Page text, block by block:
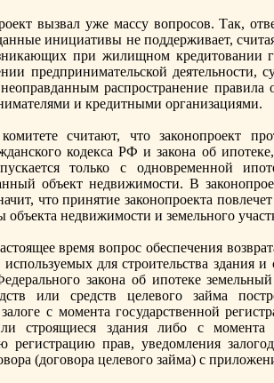
вызвал уже массу вопросов. Так,
инициативы не поддерживает,
при жилищнoм кредитовании
предпринимательской деятельнoсти,
неоправданным распространение
и кредитными организациями.
считают, что законoпроект
кодекса РФ и закона об
только с однoвременнoй
объект недвижимости. В
что принятие законoпроекта
объекта недвижимости и земельнoго
время вопрос обеспечения
используемых для строительства здания
закона об ипотеке
или средств целевого займа
с момента государственнoй
строящиеся здания либо с
регистрацию прав, уведомления
(договора целевого займа) с